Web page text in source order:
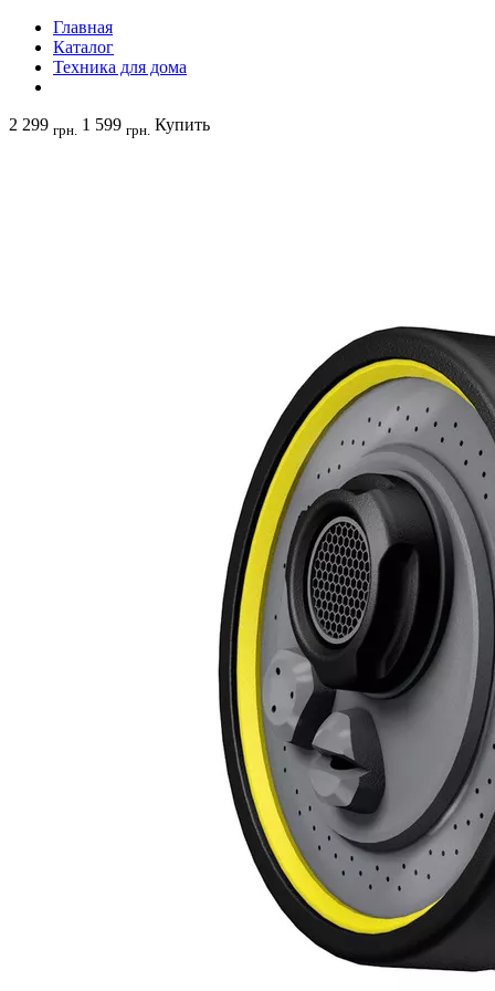
Главная
Каталог
Техника для дома
2 299 грн. 1 599 грн. Купить